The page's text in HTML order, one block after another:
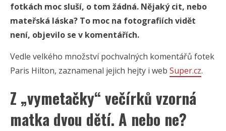
fotkách moc sluší, o tom žádná. Nějaký cit, nebo
mateřská láska? To moc na fotografiích vidět
není, objevilo se v komentářích.
Vedle velkého množství pochvalných komentářů fotek
Paris Hilton, zaznamenal jejich hejty i web Super.cz.
Z „vymetačky“ večírků vzorná
matka dvou dětí. A nebo ne?